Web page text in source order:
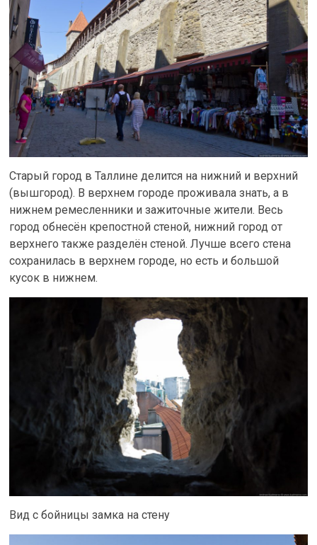
Старый город в Таллине делится на нижний и верхний
(вышгород). В верхнем городе проживала знать, а в
нижнем ремесленники и зажиточные жители. Весь
город обнесён крепостной стеной, нижний город от
верхнего также разделён стеной. Лучше всего стена
сохранилась в верхнем городе, но есть и большой
кусок в нижнем.
Вид с бойницы замка на стену